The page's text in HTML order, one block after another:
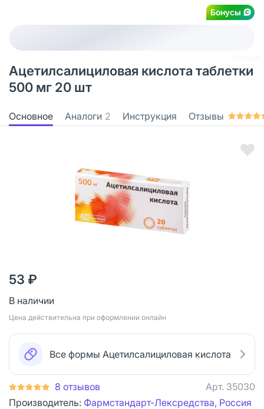
Бонусы
Ацетилсалициловая кислота таблетки
500 мг 20 шт
Основное Аналоги 2 Инструкция Отзывы
53 ₽
В наличии
Цена действительна при оформлении онлайн
Все формы Ацетилсалициловая кислота
8 отзывов Арт. 35030
Производитель: Фармстандарт-Лексредства, Россия